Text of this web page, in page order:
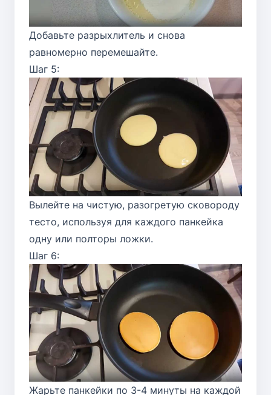
Добавьте разрыхлитель и снова
равномерно перемешайте.
Шаг 5:
Вылейте на чистую, разогретую сковороду
тесто, используя для каждого панкейка
одну или полторы ложки.
Шаг 6:
Жарьте панкейки по 3-4 минуты на каждой